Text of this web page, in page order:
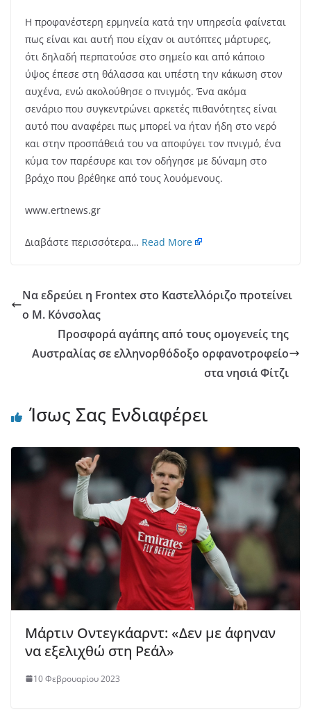
Η προφανέστερη ερμηνεία κατά την υπηρεσία φαίνεται
πως είναι και αυτή που είχαν οι αυτόπτες μάρτυρες,
ότι δηλαδή περπατούσε στο σημείο και από κάποιο
ύψος έπεσε στη θάλασσα και υπέστη την κάκωση στον
αυχένα, ενώ ακολούθησε ο πνιγμός. Ένα ακόμα
σενάριο που συγκεντρώνει αρκετές πιθανότητες είναι
αυτό που αναφέρει πως μπορεί να ήταν ήδη στο νερό
και στην προσπάθειά του να αποφύγει τον πνιγμό, ένα
κύμα τον παρέσυρε και τον οδήγησε με δύναμη στο
βράχο που βρέθηκε από τους λουόμενους.
www.ertnews.gr
Διαβάστε περισσότερα… Read More
Να εδρεύει η Frontex στο Καστελλόριζο προτείνει
ο Μ. Κόνσολας
Προσφορά αγάπης από τους ομογενείς της
Αυστραλίας σε ελληνορθόδοξο ορφανοτροφείο
στα νησιά Φίτζι
Ίσως Σας Ενδιαφέρει
Μάρτιν Οντεγκάαρντ: «Δεν με άφηναν
να εξελιχθώ στη Ρεάλ»
10 Φεβρουαρίου 2023